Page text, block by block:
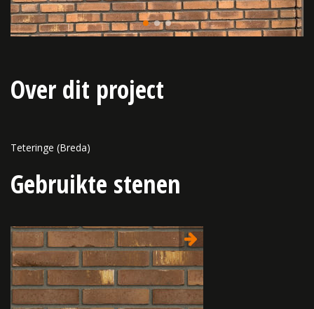
Over dit project
Teteringe (Breda)
Gebruikte stenen